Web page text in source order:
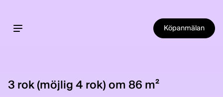
Köpanmälan
3 rok (möjlig 4 rok) om 86 m²